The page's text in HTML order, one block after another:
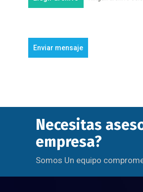
Enviar mensaje
Necesitas
empresa?
Somos Un equipo